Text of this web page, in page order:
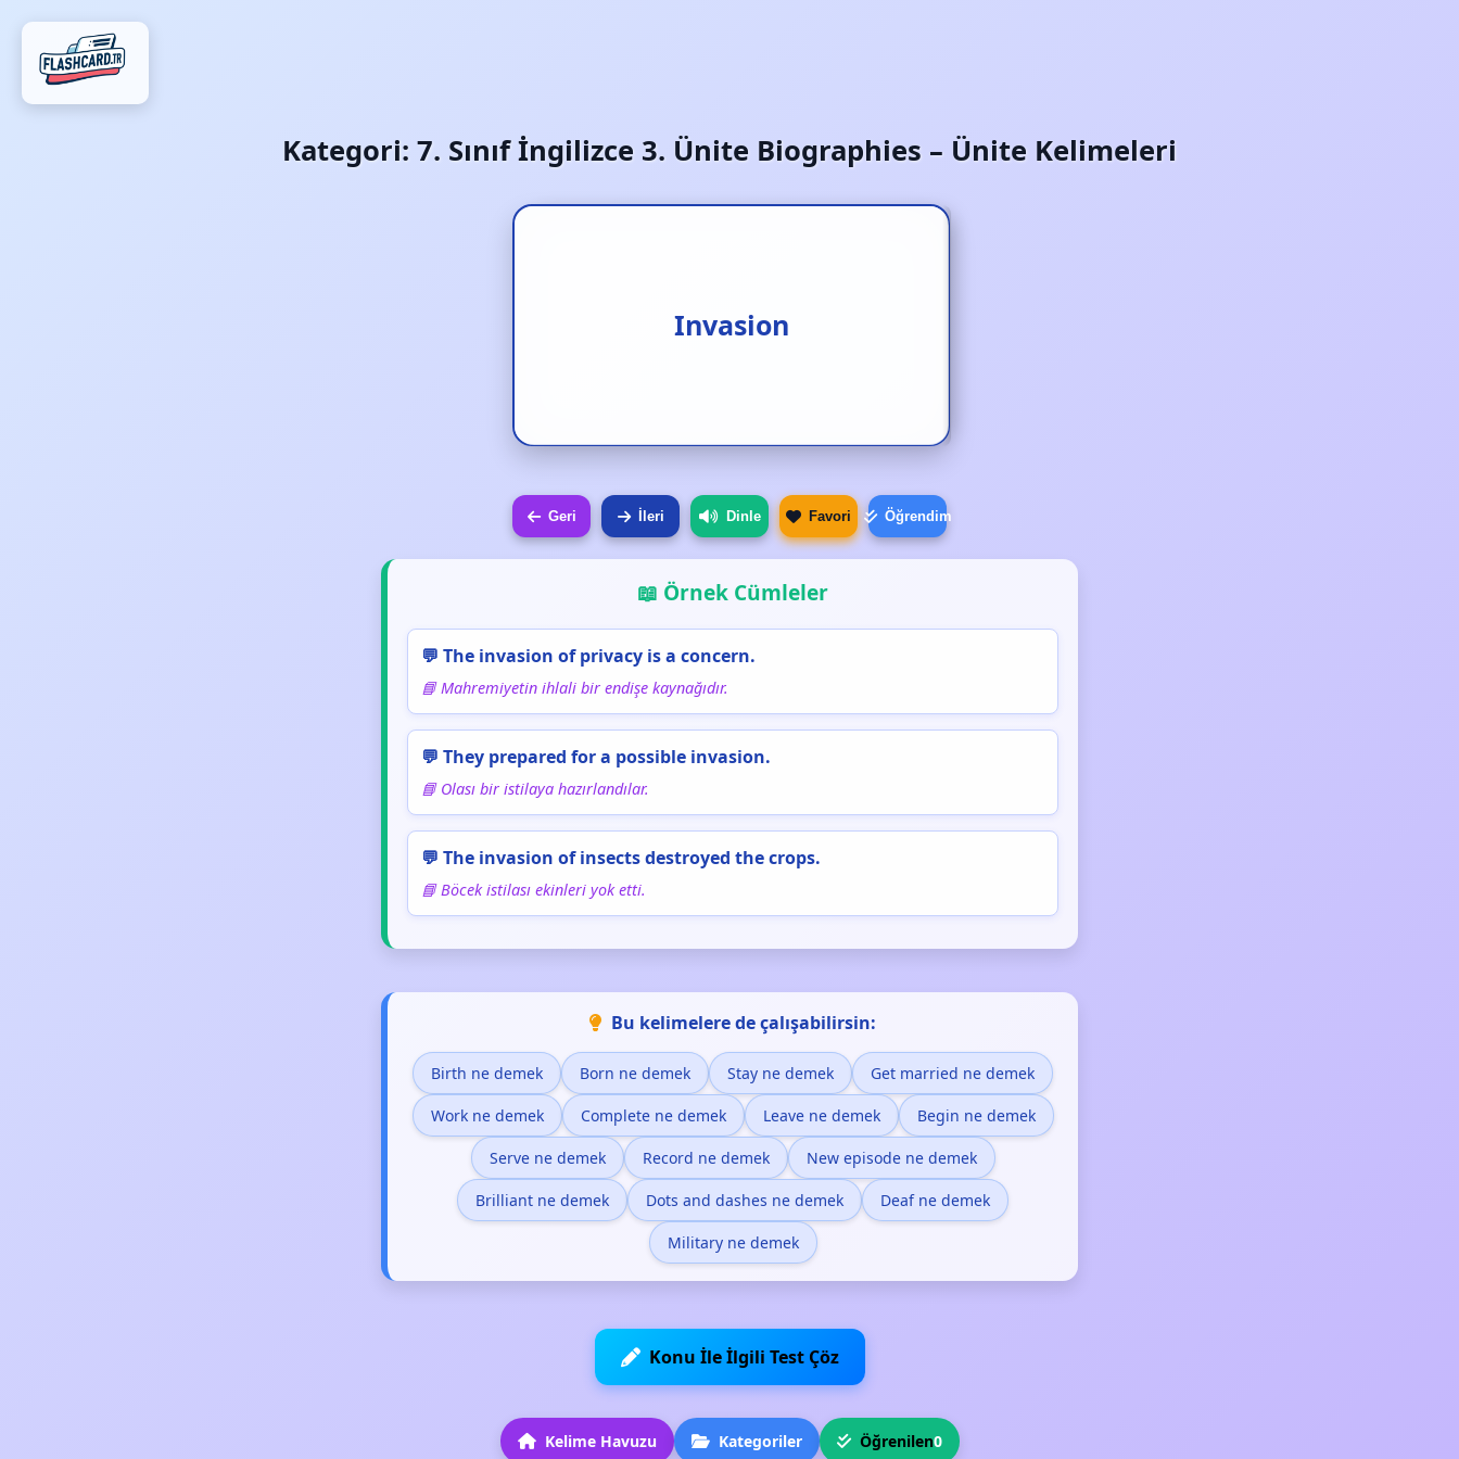
Kategori: 7. Sınıf İngilizce 3. Ünite Biographies – Ünite Kelimeleri
Invasion
İstila/ saldırı
Geri İleri Dinle Favori Öğrendim
📖 Örnek Cümleler
💬 The invasion of privacy is a concern.
📘 Mahremiyetin ihlali bir endişe kaynağıdır.
💬 They prepared for a possible invasion.
📘 Olası bir istilaya hazırlandılar.
💬 The invasion of insects destroyed the crops.
📘 Böcek istilası ekinleri yok etti.
Bu kelimelere de çalışabilirsin:
Birth ne demek Born ne demek Stay ne demek Get married ne demek
Work ne demek Complete ne demek Leave ne demek Begin ne demek
Serve ne demek Record ne demek New episode ne demek
Brilliant ne demek Dots and dashes ne demek Deaf ne demek
Military ne demek
Konu İle İlgili Test Çöz
Kelime Havuzu Kategoriler Öğrenilen0